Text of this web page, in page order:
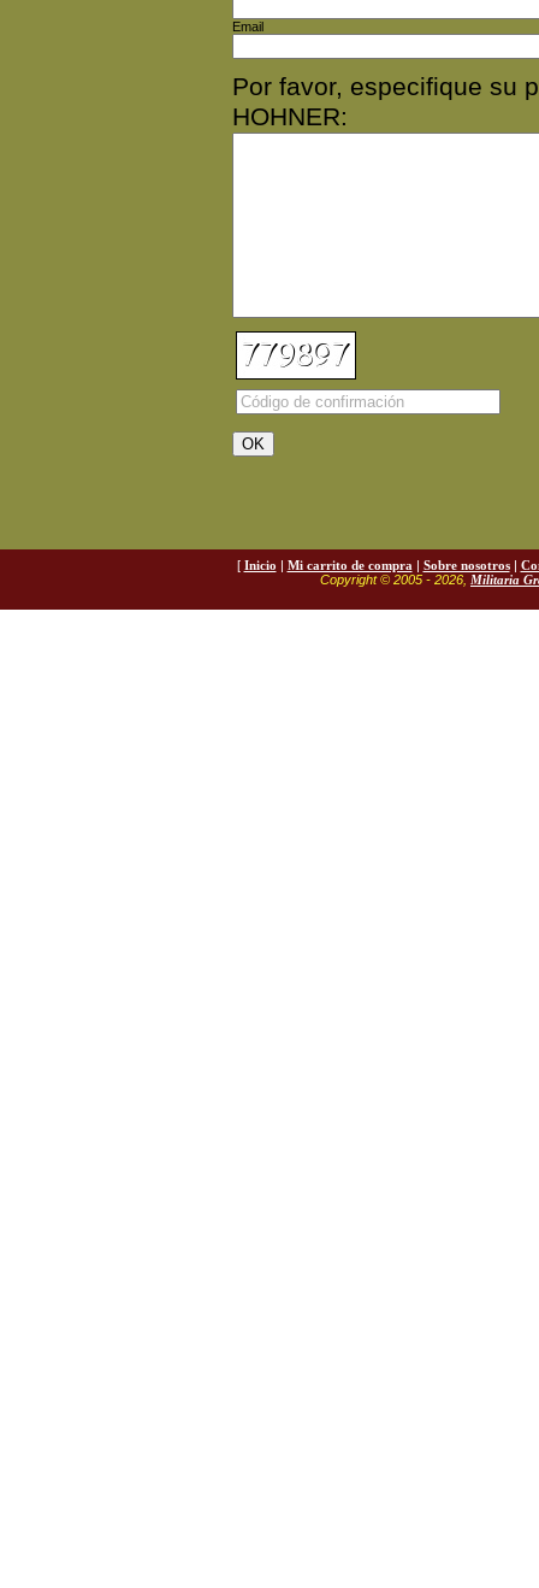
Email
Por favor, especifique su
HOHNER:
[ Inicio | Mi carrito de compra | Sobre nosotros|
Copyright © 2005 - 2026, Militaria